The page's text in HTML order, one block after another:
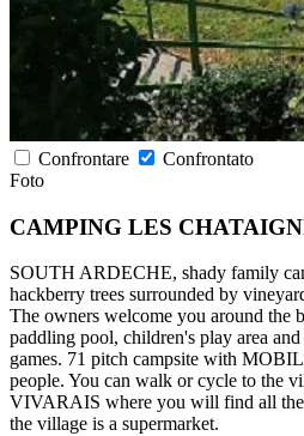
Confrontare
Confrontato
Foto
CAMPING LES
SOUTH ARDECHE, shady family
hackberry trees surrounded by
The owners welcome you around the
paddling pool, children's play area
games. 71 pitch campsite with
people. You can walk or cycle to the
VIVARAIS where you will find all the
the village is a supermarket.